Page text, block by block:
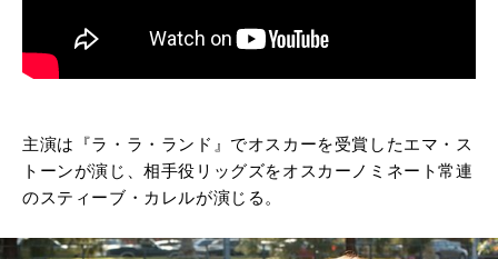
主演は『ラ・ラ・ランド』でオスカーを受賞したエマ・ス
トーンが演じ、相手役リッグズをオスカーノミネート常連
のスティーブ・カレルが演じる。